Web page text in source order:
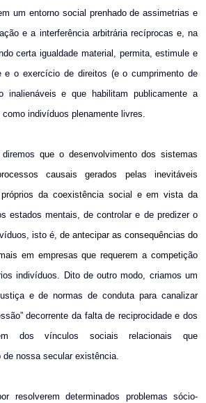
um entorno social prenhado de assimetrias e
e a interferência arbitrária recíprocas e, na
certa igualdade material, permita, estimule e
e o exercício de direitos (e o cumprimento de
inalienáveis e que habilitam publicamente a
como indivíduos plenamente livres.
que o desenvolvimento dos sistemas
causais gerados pelas inevitáveis
da coexistência social e em vista da
estados mentais, de controlar e de predizer o
isto é, de antecipar as consequências do
em empresas que requerem a competição
indivíduos. Dito de outro modo, criamos um
e de normas de conduta para canalizar
decorrente da falta de reciprocidade e dos
dos vínculos sociais relacionais que
nossa secular existência.
resolverem determinados problemas sócio-